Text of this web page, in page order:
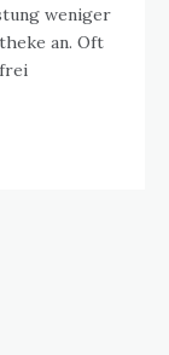
weniger